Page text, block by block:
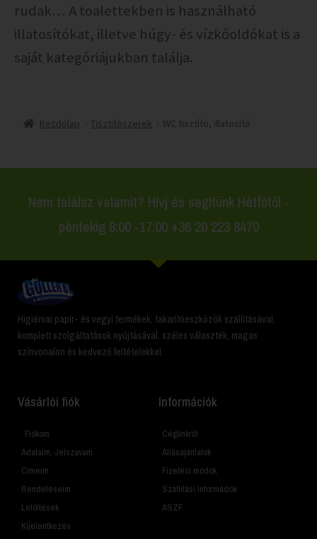
rudak… A toalettekben is használható
illatosítókat, illetve húgy- és vízkőoldókat is a
saját kategóriájukban találja.
Kezdőlap Tisztítószerek WC tisztító, illatosító
Nem találsz valamit? Hívj és segítünk Hétfőtől -
péntekig 8:00 -17:00 +36 20 223 8470
Higiéniai papír- és vegyi termékek, takarítóeszközök szállításával,
komplett szolgáltatások nyújtásával, széles választék, magas
színvonalon és kedvező feltételekkel.
Vásárlói fiók
Fiókom
Adataim, Jelszavam
Címeim
Rendeléseim
Letöltések
Kijelentkezés
Információk
Cégünkről
Állásajánlatok
Fizetési módok
Szállítási Információk
ÁSZF